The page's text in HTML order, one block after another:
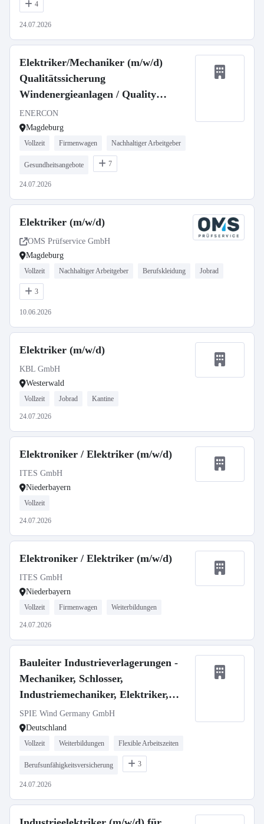
4
24.07.2026
Elektriker/Mechaniker (m/w/d)
Qualitätssicherung
Windenergieanlagen / Quality
Inspector
ENERCON
Magdeburg
Vollzeit Firmenwagen Nachhaltiger Arbeitgeber
Gesundheitsangebote 7
24.07.2026
Elektriker (m/w/d)
OMS Prüfservice GmbH
Magdeburg
Vollzeit Nachhaltiger Arbeitgeber Berufskleidung Jobrad
3
10.06.2026
Elektriker (m/w/d)
KBL GmbH
Westerwald
Vollzeit Jobrad Kantine
24.07.2026
Elektroniker / Elektriker (m/w/d)
ITES GmbH
Niederbayern
Vollzeit
24.07.2026
Elektroniker / Elektriker (m/w/d)
ITES GmbH
Niederbayern
Vollzeit Firmenwagen Weiterbildungen
24.07.2026
Bauleiter Industrieverlagerungen -
Mechaniker, Schlosser,
Industriemechaniker, Elektriker,
Techniker m/w/d
SPIE Wind Germany GmbH
Deutschland
Vollzeit Weiterbildungen Flexible Arbeitszeiten
Berufsunfähigkeitsversicherung 3
24.07.2026